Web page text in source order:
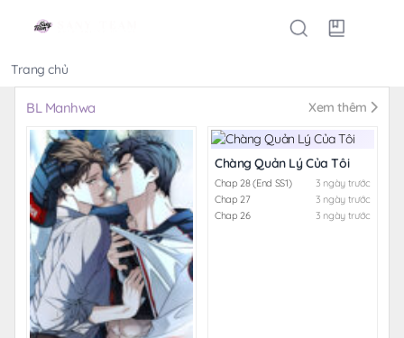
Trang chủ
BL Manhwa Xem thêm
Chàng Quản Lý Của Tôi
Chap 28 (End SS1)
3 ngày trước
Chap 27
3 ngày trước
Chap 26
3 ngày trước